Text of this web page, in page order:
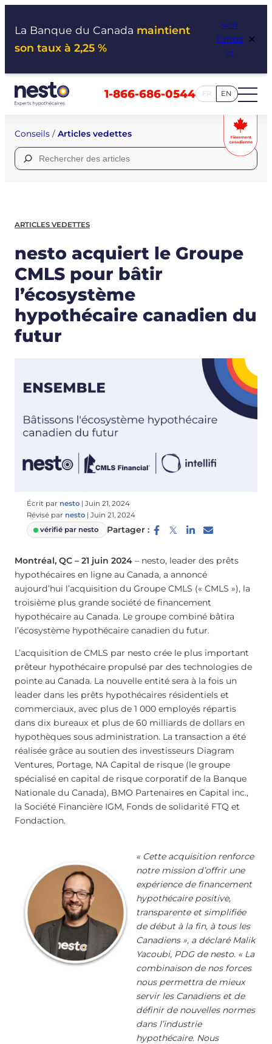
La Banque du Canada maintient
son taux à 2,25 %
Voir
l’impa
ct
×
1-866-686-0544 FR EN
Conseils / Articles vedettes
Rechercher :
ARTICLES VEDETTES
nesto acquiert le Groupe
CMLS pour bâtir
l’écosystème
hypothécaire canadien du
futur
Écrit par nesto | Juin 21, 2024
Révisé par nesto | Juin 21, 2024
vérifié par nesto
Partager :
Montréal, QC – 21 juin 2024 – nesto, leader des prêts
hypothécaires en ligne au Canada, a annoncé
aujourd’hui l’acquisition du Groupe CMLS (« CMLS »), la
troisième plus grande société de financement
hypothécaire au Canada. Le groupe combiné bâtira
l’écosystème hypothécaire canadien du futur.
L’acquisition de CMLS par nesto crée le plus important
prêteur hypothécaire propulsé par des technologies de
pointe au Canada. La nouvelle entité sera à la fois un
leader dans les prêts hypothécaires résidentiels et
commerciaux, avec plus de 1 000 employés répartis
dans dix bureaux et plus de 60 milliards de dollars en
hypothèques sous administration. La transaction a été
réalisée grâce au soutien des investisseurs Diagram
Ventures, Portage, NA Capital de risque (le groupe
spécialisé en capital de risque corporatif de la Banque
Nationale du Canada), BMO Partenaires en Capital inc.,
la Société Financière IGM, Fonds de solidarité FTQ et
Fondaction.
« Cette acquisition renforce
notre mission d’offrir une
expérience de financement
hypothécaire positive,
transparente et simplifiée
de début à la fin, à tous les
Canadiens », a déclaré Malik
Yacoubi, PDG de nesto. « La
combinaison de nos forces
nous permettra de mieux
servir les Canadiens et de
définir de nouvelles normes
dans l’industrie
hypothécaire. Nous